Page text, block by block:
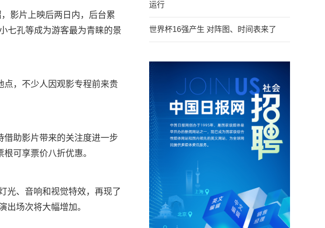
影片上映后两日内，后台累
七孔等成为游客最为青睐的景
点，不少人因观影专程前来贵
助影片带来的关注度进一步
可享票价八折优惠。
光、音响和视觉特效，再现了
出场次将大幅增加。
运行
世界杯16强产生 对阵图、时间表来了